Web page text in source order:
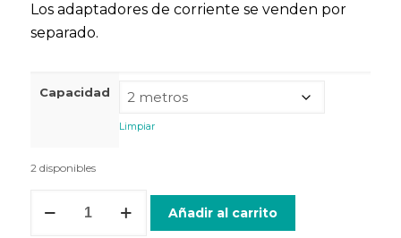
Los adaptadores de corriente se venden por
separado.
Capacidad
Limpiar
2 disponibles
CABLE
Añadir al carrito